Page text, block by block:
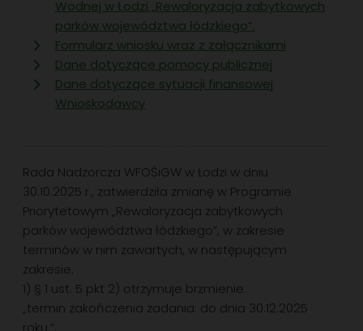
Wodnej w Łodzi „Rewaloryzacja zabytkowych
parków województwa łódzkiego”.
Formularz wniosku wraz z załącznikami
Dane dotyczące pomocy publicznej
Dane dotyczące sytuacji finansowej
Wnioskodawcy
Rada Nadzorcza WFOŚiGW w Łodzi w dniu
30.10.2025 r., zatwierdziła zmianę w Programie
Priorytetowym „Rewaloryzacja zabytkowych
parków województwa łódzkiego”, w zakresie
terminów w nim zawartych, w następującym
zakresie:
1) § 1 ust. 5 pkt 2) otrzymuje brzmienie:
„termin zakończenia zadania: do dnia 30.12.2025